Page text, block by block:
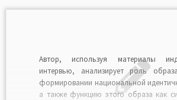
Автор, используя материалы
интервью, анализирует роль
формировании национальной
а также функцию этого образа как